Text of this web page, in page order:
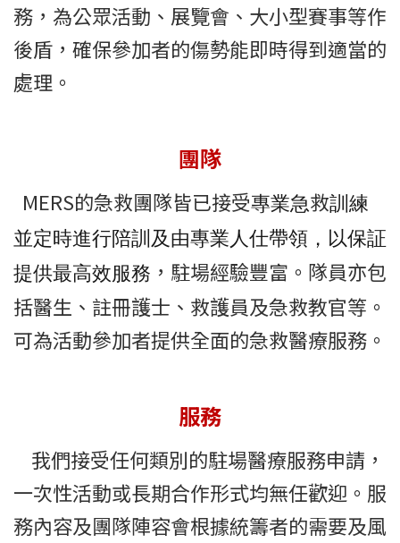
務，為公眾活動、展覽會、大小型賽事等作
後盾，確保參加者的傷勢能即時得到適當的
處理。
團隊
MERS的急救團隊皆已接受專業急救訓練
並定時進行陪訓及由專業人仕帶領，以保証
提供最高效服務 ，駐場經驗豐富。隊員亦包
括醫生、 註冊護士、救護員及急救教官等。
可為活動參加者提供全面的急救醫療服務。
服務
我們接受任何類別的駐場醫療服務申請，
一次性活動或長期合作形式均無任歡迎。服
務內容及團隊陣容會根據統籌者的需要及風